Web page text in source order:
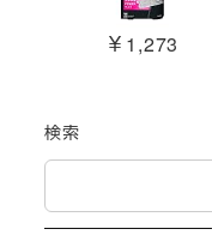
￥1,273
検索